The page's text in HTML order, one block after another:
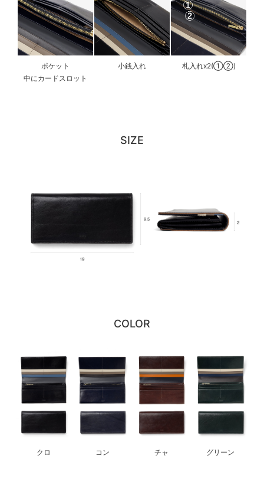
ポケット
中にカードスロット
小銭入れ 札入れx2(①②)
SIZE
COLOR
クロ コン チャ グリーン